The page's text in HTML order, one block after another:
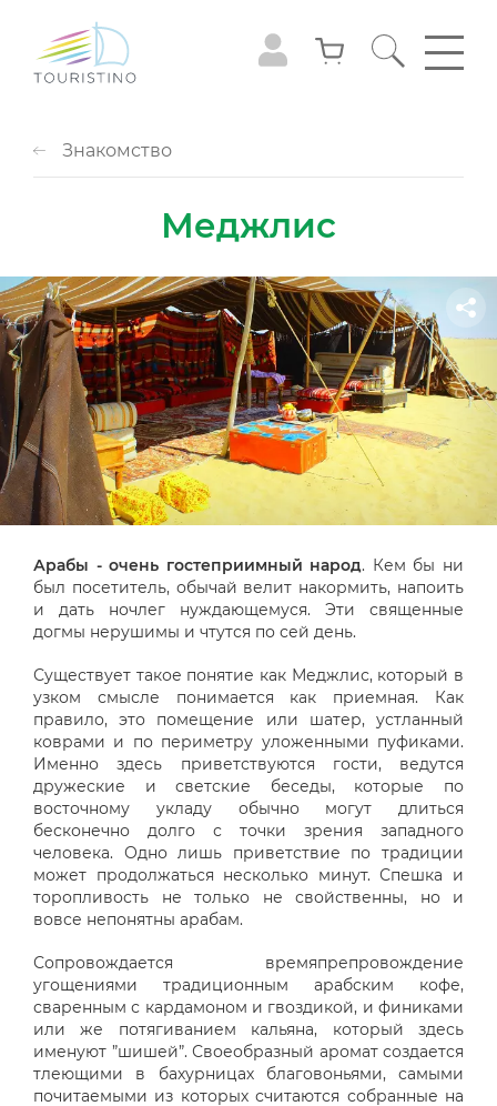
Знакомство
Меджлис
Арабы - очень гостеприимный народ. Кем бы ни
был посетитель, обычай велит накормить, напоить
и дать ночлег нуждающемуся. Эти священные
догмы нерушимы и чтутся по сей день.
Существует такое понятие как Меджлис, который в
узком смысле понимается как приемная. Как
правило, это помещение или шатер, устланный
коврами и по периметру уложенными пуфиками.
Именно здесь приветствуются гости, ведутся
дружеские и светские беседы, которые по
восточному укладу обычно могут длиться
бесконечно долго с точки зрения западного
человека. Одно лишь приветствие по традиции
может продолжаться несколько минут. Спешка и
торопливость не только не свойственны, но и
вовсе непонятны арабам.
Сопровождается времяпрепровождение
угощениями традиционным арабским кофе,
сваренным с кардамоном и гвоздикой, и финиками
или же потягиванием кальяна, который здесь
именуют ”шишей”. Своеобразный аромат создается
тлеющими в бахурницах благовоньями, самыми
почитаемыми из которых считаются собранные на